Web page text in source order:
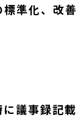
準化、改
議事録記載